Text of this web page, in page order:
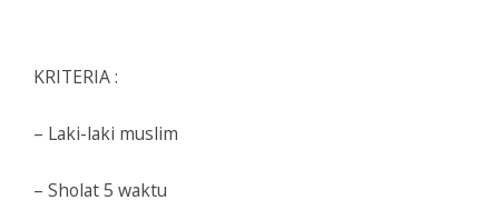
KRITERIA :
– Laki-laki muslim
– Sholat 5 waktu